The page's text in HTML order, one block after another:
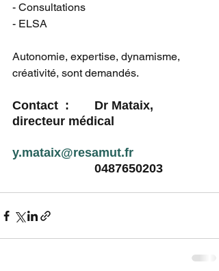
- Consultations
- ELSA
Autonomie, expertise, dynamisme,
créativité, sont demandés.
Contact  : 	Dr Mataix,
directeur médical
y.mataix@resamut.fr
0487650203